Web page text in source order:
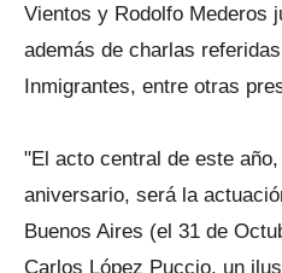
Vientos y Rodolfo Mederos
además de charlas
Inmigrantes, entre otras
"El acto central de este
aniversario, será la
Buenos Aires (el 31 de
Carlos López Puccio, un